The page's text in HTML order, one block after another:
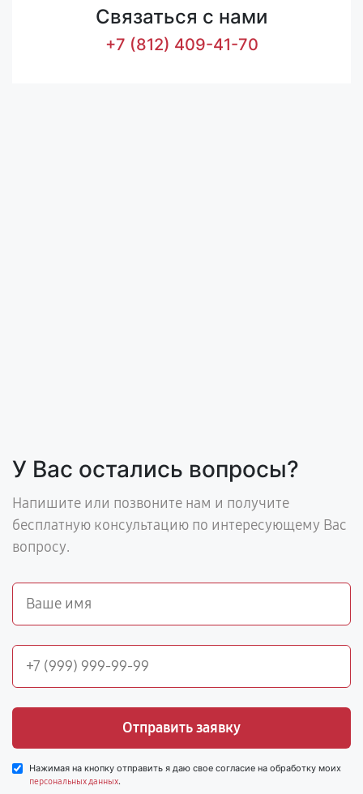
Связаться с нами
+7 (812) 409-41-70
У Вас остались вопросы?
Напишите или позвоните нам и получите
бесплатную консультацию по интересующему Вас
вопросу.
Отправить заявку
Нажимая на кнопку отправить я даю свое согласие на обработку моих
персональных данных.